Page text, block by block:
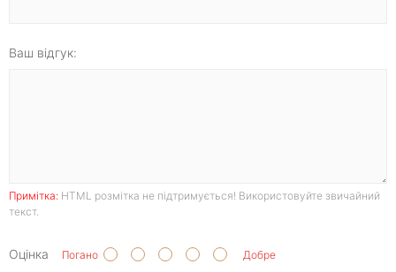
Ваш відгук:
Примітка: HTML розмітка не підтримується! Використовуйте звичайний
текст.
Оцінка Погано Добре